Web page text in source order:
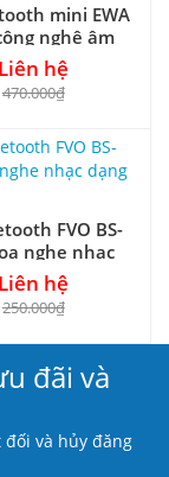
mini EWA
nghệ âm
cực hay
Liên hệ
470.000₫
FVO BS-
nghe nhạc
xách tay
Liên hệ
250.000₫
đãi và
và hủy đăng